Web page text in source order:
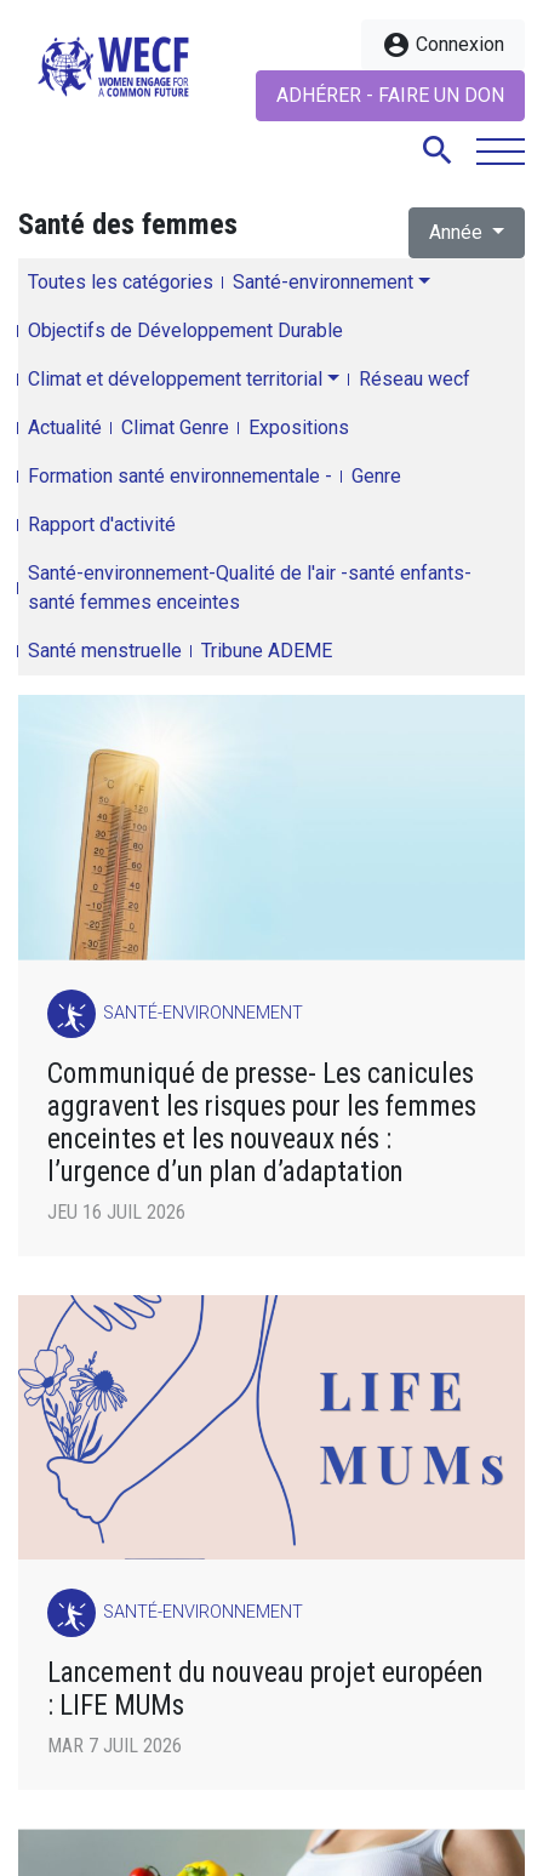
account_circle Connexion
ADHÉRER - FAIRE UN DON
search
Santé des femmes Année
Toutes les catégories Santé-environnement
Objectifs de Développement Durable
Climat et développement territorial Réseau wecf
Actualité Climat Genre Expositions
Formation santé environnementale - Genre
Rapport d'activité
Santé-environnement-Qualité de l'air -santé enfants-
santé femmes enceintes
Santé menstruelle Tribune ADEME
SANTÉ-ENVIRONNEMENT
Communiqué de presse- Les canicules
aggravent les risques pour les femmes
enceintes et les nouveaux nés :
l’urgence d’un plan d’adaptation
JEU 16 JUIL 2026
SANTÉ-ENVIRONNEMENT
Lancement du nouveau projet européen
: LIFE MUMs
MAR 7 JUIL 2026